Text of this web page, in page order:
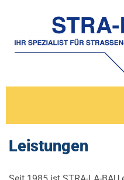
Leistungen